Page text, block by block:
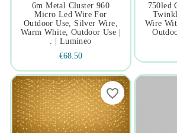
6m Metal Cluster 960
Micro Led Wire For
Outdoor Use, Silver Wire,
Warm White, Outdoor Use |
. | Lumineo
€68.50
750led
Wire
favorite_border